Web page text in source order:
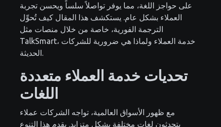
على حواجز اللغة، مما يوفر تواصلاً سلساً ويحسن تجربة
العملاء بشكل عام. يستكشف هذا المقال كيف تُحوِّل
الترجمة الفورية، خاصة من خلال منصات مثل
TalkSmart، خدمة العملاء ولماذا هي ضرورية للشركات
تحديات خدمة العملاء متعددة
اللغات
مع ظهور الأسواق العالمية، تواجه الشركات عملاء
يتحدثون لغات مختلفة بشكل متزايد. يقدم هذا التنوع